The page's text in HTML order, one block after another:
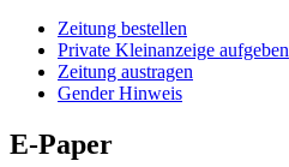
Zeitung bestellen
Private Kleinanzeige aufgeben
Zeitung austragen
Gender Hinweis
E-Paper